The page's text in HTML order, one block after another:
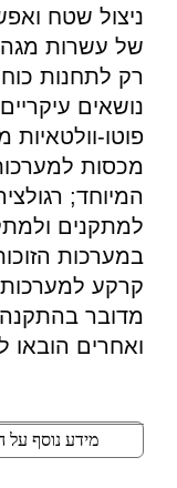
ניצול שטח
של עשרות
רק לתחנות
נושאים
פוטו-
מכסות
המיוחד;
למתקנים
במערכות
קרקע
מדובר בהתקנה
ואחרים הובאו
מידע נוסף על